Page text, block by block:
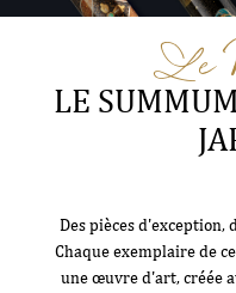
Le
LE
Des pièces
Chaque exemplaire de
une œuvre d'art, créée